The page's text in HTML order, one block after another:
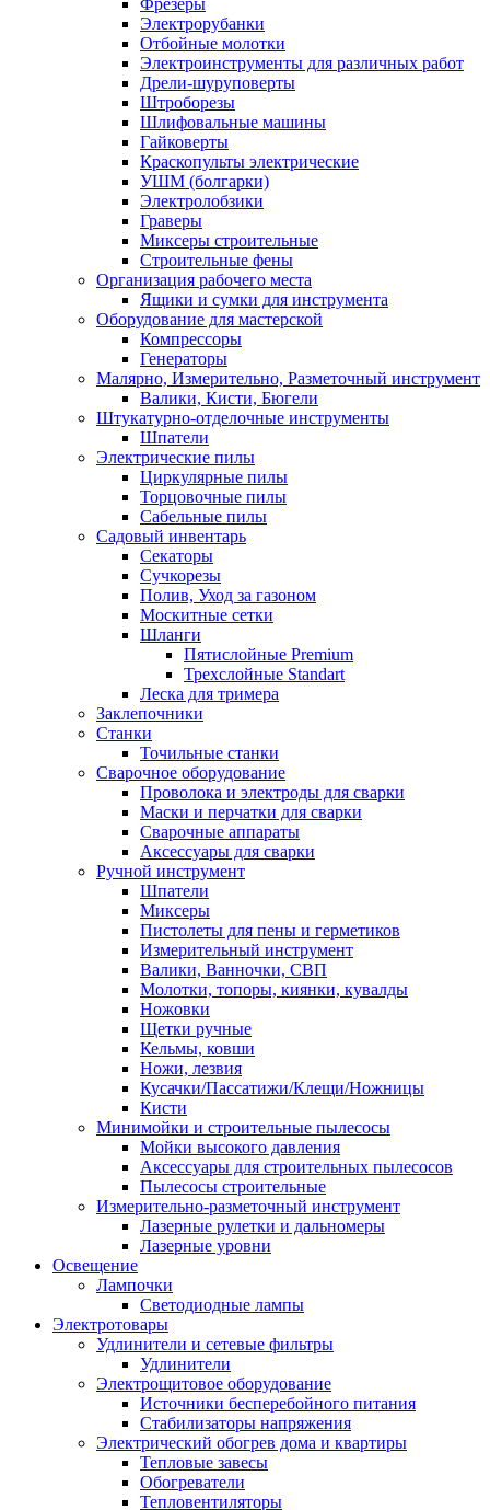
Фрезеры
Электрорубанки
Отбойные молотки
Электроинструменты для различных работ
Дрели-шуруповерты
Штроборезы
Шлифовальные машины
Гайковерты
Краскопульты электрические
УШМ (болгарки)
Электролобзики
Граверы
Миксеры строительные
Строительные фены
Организация рабочего места
Ящики и сумки для инструмента
Оборудование для мастерской
Компрессоры
Генераторы
Малярно, Измерительно, Разметочный инструмент
Валики, Кисти, Бюгели
Штукатурно-отделочные инструменты
Шпатели
Электрические пилы
Циркулярные пилы
Торцовочные пилы
Сабельные пилы
Садовый инвентарь
Секаторы
Сучкорезы
Полив, Уход за газоном
Москитные сетки
Шланги
Пятислойные Premium
Трехслойные Standart
Леска для тримера
Заклепочники
Станки
Точильные станки
Сварочное оборудование
Проволока и электроды для сварки
Маски и перчатки для сварки
Сварочные аппараты
Аксессуары для сварки
Ручной инструмент
Шпатели
Миксеры
Пистолеты для пены и герметиков
Измерительный инструмент
Валики, Ванночки, СВП
Молотки, топоры, киянки, кувалды
Ножовки
Щетки ручные
Кельмы, ковши
Ножи, лезвия
Кусачки/Пассатижи/Клещи/Ножницы
Кисти
Минимойки и строительные пылесосы
Мойки высокого давления
Аксессуары для строительных пылесосов
Пылесосы строительные
Измерительно-разметочный инструмент
Лазерные рулетки и дальномеры
Лазерные уровни
Освещение
Лампочки
Светодиодные лампы
Электротовары
Удлинители и сетевые фильтры
Удлинители
Электрощитовое оборудование
Источники бесперебойного питания
Стабилизаторы напряжения
Электрический обогрев дома и квартиры
Тепловые завесы
Обогреватели
Тепловентиляторы